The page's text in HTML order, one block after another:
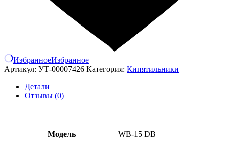
ИзбранноеИзбранное
Артикул: УТ-00007426 Категория: Кипятильники
Детали
Отзывы (0)
Модель WB-15 DB